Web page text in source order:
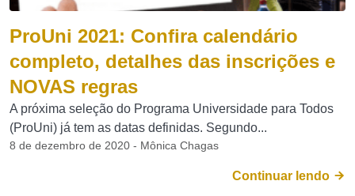
ProUni 2021: Confira calendário
completo, detalhes das inscrições e
NOVAS regras
A próxima seleção do Programa Universidade para Todos
(ProUni) já tem as datas definidas. Segundo...
8 de dezembro de 2020 - Mônica Chagas
Continuar lendo